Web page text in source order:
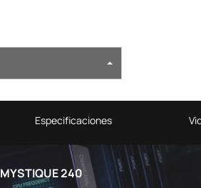
Especificaciones
MYSTIQUE 240